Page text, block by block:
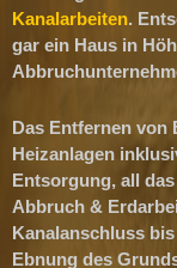
Kanalarbeiten.
gar ein Haus in
Das Entfernen von
Heizanlagen
Entsorgung, all
Abbruch &
Kanalanschluss
Ebnung des